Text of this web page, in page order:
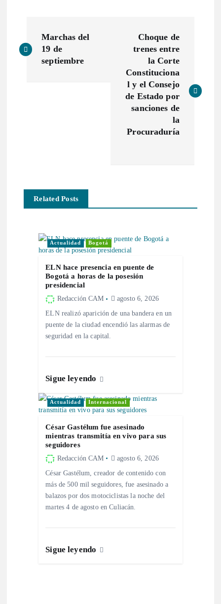
a
Marchas del
19 de
septiembre
Choque de
trenes entre
la Corte
Constituciona
l y el Consejo
de Estado por
sanciones de
la
Procuraduría
Related Posts
Actualidad Bogotá
ELN hace presencia en puente de
Bogotá a horas de la posesión
presidencial
Redacción CAM agosto 6, 2026
ELN realizó aparición de una bandera en un
puente de la ciudad encendió las alarmas de
seguridad en la capital.
Sigue leyendo
Actualidad Internacional
César Gastélum fue asesinado
mientras transmitía en vivo para sus
seguidores
Redacción CAM agosto 6, 2026
César Gastélum, creador de contenido con
más de 500 mil seguidores, fue asesinado a
balazos por dos motociclistas la noche del
martes 4 de agosto en Culiacán.
Sigue leyendo